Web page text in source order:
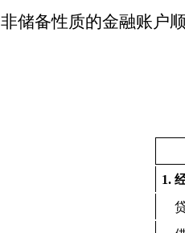
非储备性质的金融账户
1.